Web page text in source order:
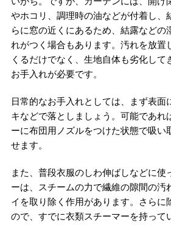
やホコリ、調理時の油などが付着し、
らに窓の近くにあるため、結露などの
れがつく場合もあります。汚れを放置
くるだけでなく、生地自体も劣化して
お手入れが必要です。
日常的なお手入れとしては、まず表面
キなどで落としましょう。可能であれ
ーに布団用ノズルをつけた状態で吸い
せます。
また、普段衣服のしわ伸ばしなどに使
ーは、スチームの力で繊維の隙間の汚
イを取り除く作用があります。さらに
ので、すでに衣類スチーマーを持って